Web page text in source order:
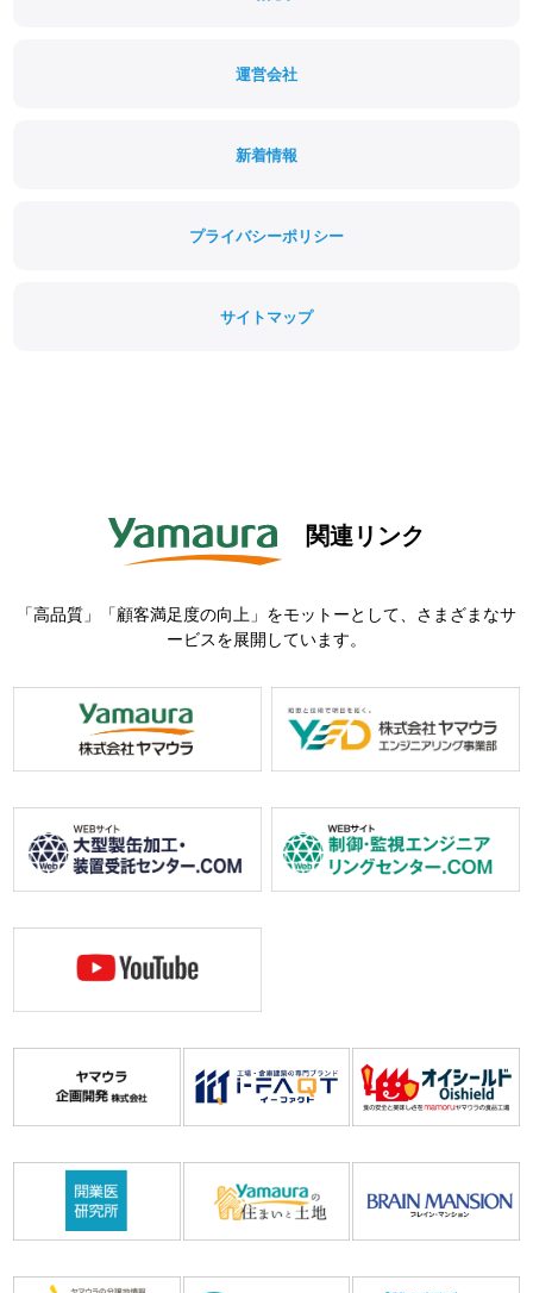
運営会社
新着情報
プライバシーポリシー
サイトマップ
関連リンク
「高品質」「顧客満足度の向上」をモットーとして、さまざまなサ
ービスを展開しています。